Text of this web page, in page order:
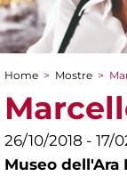
Tu sei qui
Home > Mostre >
26/10/2018 - 17/
Museo dell'Ara